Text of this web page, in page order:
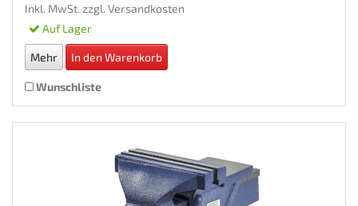
Inkl. MwSt. zzgl. Versandkosten
Auf Lager
Mehr In den Warenkorb
Wunschliste